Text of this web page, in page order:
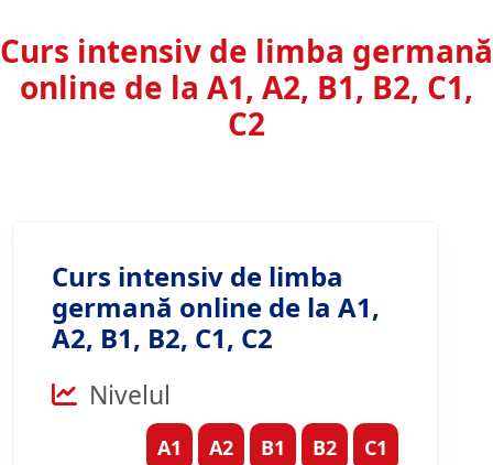
Curs intensiv de limba germană
online de la A1, A2, B1, B2, C1,
C2
Curs intensiv de limba
germană online de la A1,
A2, B1, B2, C1, C2
Nivelul
A1 A2 B1 B2 C1